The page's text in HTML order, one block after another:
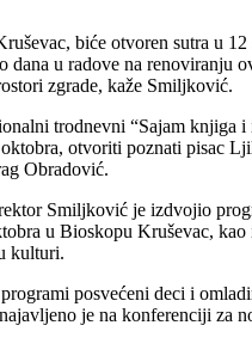
biće otvoren sutra u
u radove na renoviranju
zgrade, kaže Smiljković.
trodnevni “Sajam knjiga i
otvoriti poznati pisac
Obradović.
Smiljković je izdvojio
u Bioskopu Kruševac,
kulturi.
posvećeni deci i
je na konferenciji za